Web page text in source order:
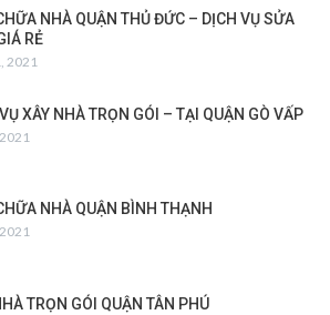
NHÀ QUẬN THỦ ĐỨC – DỊCH VỤ SỬA
RẺ
2021
XÂY NHÀ TRỌN GÓI – TẠI QUẬN GÒ VẤP
NHÀ QUẬN BÌNH THẠNH
TRỌN GÓI QUẬN TÂN PHÚ